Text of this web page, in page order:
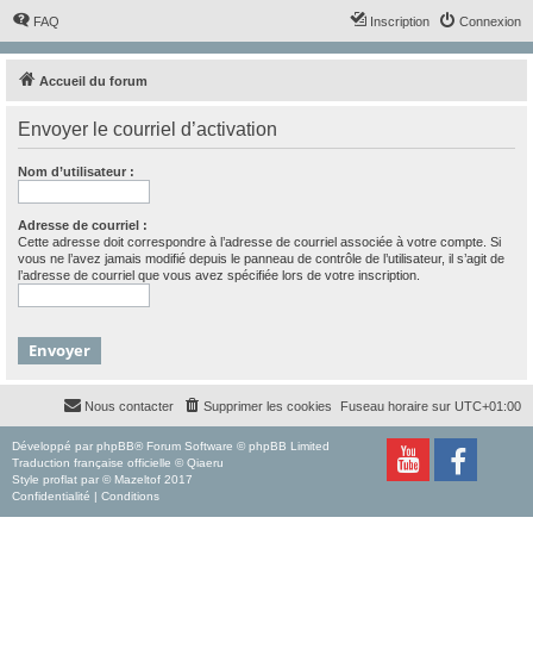
FAQ Connexion
Inscription
Accueil du forum
Envoyer le courriel d’activation
Nom d’utilisateur :
Adresse de courriel :
Cette adresse doit correspondre à l’adresse de courriel associée à votre compte. Si
vous ne l’avez jamais modifié depuis le panneau de contrôle de l’utilisateur, il s’agit de
l’adresse de courriel que vous avez spécifiée lors de votre inscription.
Fuseau horaire sur UTC+01:00
Supprimer les cookies
Nous contacter
Développé par phpBB® Forum Software © phpBB Limited
Traduction française officielle © Qiaeru
Style proflat par © Mazeltof 2017
Confidentialité | Conditions